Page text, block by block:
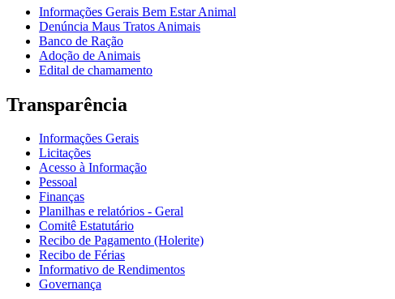
Informações Gerais Bem Estar Animal
Denúncia Maus Tratos Animais
Banco de Ração
Adoção de Animais
Edital de chamamento
Transparência
Informações Gerais
Licitações
Acesso à Informação
Pessoal
Finanças
Planilhas e relatórios - Geral
Comitê Estatutário
Recibo de Pagamento (Holerite)
Recibo de Férias
Informativo de Rendimentos
Governança